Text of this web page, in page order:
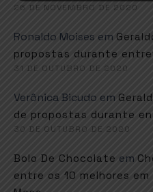
26 DE NOVEMBRO DE 2020
Ronaldo Moises em
propostas durante
31 DE OUTUBRO DE 2020
Verônica Bicudo em
de propostas durante
30 DE OUTUBRO DE 2020
Bolo De Chocolate em
entre os 10 melhores